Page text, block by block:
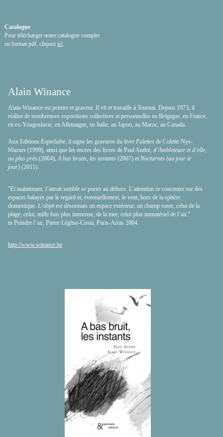
Catalogue
Pour télécharger notre catalogue complet
en format pdf, cliquez ici
Alain Winance
Alain Winance est peintre et graveur. Il vit et travaille à Tournai. Depuis 1973, il
réalise de nombreuses expositions collectives et personnelles en Belgique, en France,
en ex-Yougoslavie, en Allemagne, en Italie, au Japon, au Maroc, au Canada...
Aux Editions Esperluète, il signe les gravures du livre Palettes de Colette Nys-
Mazure (1999), ainsi que les encres des livres de Paul André, d’Ambleteuse et d’elle,
au plus près (2004), A bas bruits, les instants (2007) et Nocturnes (au jour le
jour) (2011).
"Et maintenant, l’attrait semble se porter au dehors. L’attention se concentre sur des
espaces balayés par le regard et, éventuellement, le vent, hors de la sphère
domestique. L’objet est désormais un espace extérieur, un champ vaste, celui de la
plage, celui, mille fois plus immense, de la mer, celui plus immatériel de l’air."
in Peindre l’air, Pierre Léglise-Costa, Paris-Arras 2004.
http://www.winance.be